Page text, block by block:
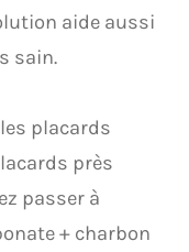
aide aussi
sain.
placards
près
passer à
+ charbon